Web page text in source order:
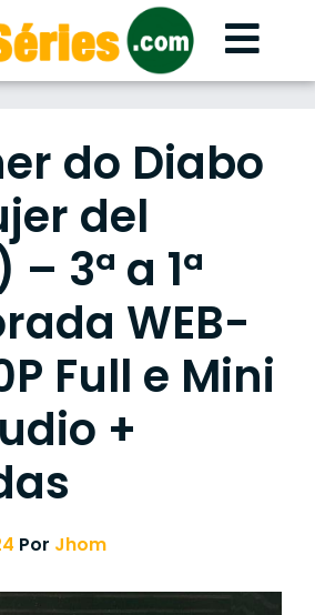
do Diabo
del
3ª a 1ª
WEB-
Full e Mini
+
Por Jhom